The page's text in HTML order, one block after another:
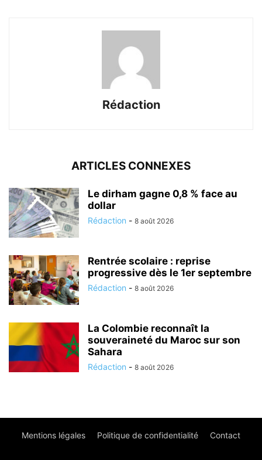
Rédaction
ARTICLES CONNEXES
Le dirham gagne 0,8 % face au
dollar
Rédaction - 8 août 2026
Rentrée scolaire : reprise
progressive dès le 1er septembre
Rédaction - 8 août 2026
La Colombie reconnaît la
souveraineté du Maroc sur son
Sahara
Rédaction - 8 août 2026
Mentions légales Politique de confidentialité Contact